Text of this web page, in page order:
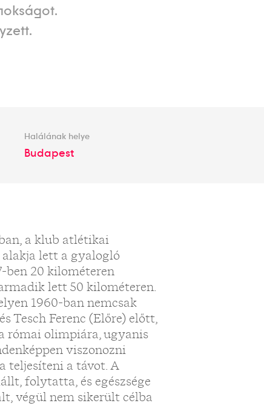
Halálának helye
Budapest
a klub atlétikai
lett a gyalogló
ben 20 kilométeren
lett 50 kilométeren.
1960-ban nemcsak
Tesch Ferenc (Előre) előtt,
római olimpiára, ugyanis
viszonozni
teljesíteni a távot. A
folytatta, és egészsége
végül nem sikerült célba